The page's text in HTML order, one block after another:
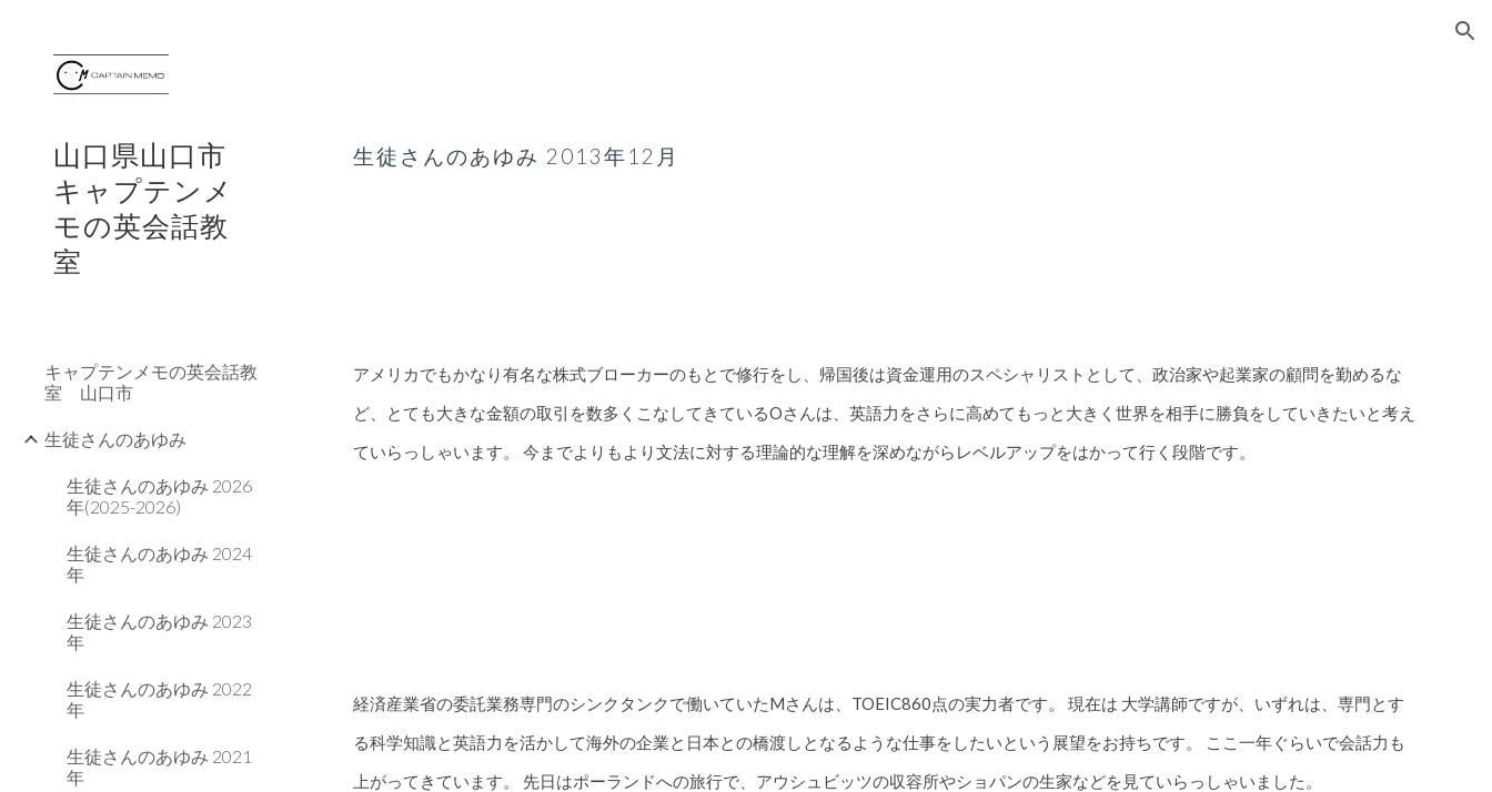
山口県山口市
キャプテンメ
モの英会話教
室
キャプテンメモの英会話教
室 山口市
生徒さんのあゆみ
生徒さんのあゆみ 2026
年(2025-2026)
生徒さんのあゆみ 2024
年
生徒さんのあゆみ 2023
年
生徒さんのあゆみ 2022
年
生徒さんのあゆみ 2021
年
生徒さんのあゆみ 2013年12月
アメリカでもかなり有名な株式ブローカーのもとで修行をし、帰国後は資金運用のスペシャリストとして、政治家や起業家の顧問を勤めるな
ど、とても大きな金額の取引を数多くこなしてきているOさんは、英語力をさらに高めてもっと大きく世界を相手に勝負をしていきたいと考え
ていらっしゃいます。 今までよりもより文法に対する理論的な理解を深めながらレベルアップをはかって行く段階です。
経済産業省の委託業務専門のシンクタンクで働いていたMさんは、TOEIC860点の実力者です。 現在は 大学講師ですが、いずれは、専門とす
る科学知識と英語力を活かして海外の企業と日本との橋渡しとなるような仕事をしたいという展望をお持ちです。 ここ一年ぐらいで会話力も
上がってきています。 先日はポーランドへの旅行で、アウシュビッツの収容所やショパンの生家などを見ていらっしゃいました。